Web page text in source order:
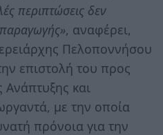
περιπτώσεις δεν
, αναφέρει,
Πελοποννήσου
επιστολή του προς
Ανάπτυξης και
με την οποία
πρόνοια για την